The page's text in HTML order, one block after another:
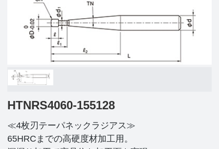
HTNRS4060-155128
≪4枚刃テーパネックラジアス≫
65HRCまでの高硬度材加工用。